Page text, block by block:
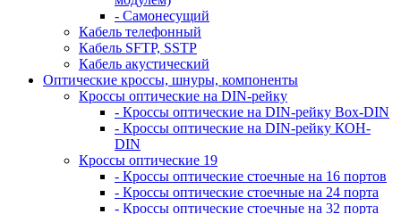
- Самонесущий
Кабель телефонный
Кабель SFTP, SSTP
Кабель акустический
Оптические кроссы, шнуры, компоненты
Кроссы оптические на DIN-рейку
- Кроссы оптические на DIN-рейку Box-DIN
- Кроссы оптические на DIN-рейку КОН-
DIN
Кроссы оптические 19
- Кроссы оптические стоечные на 16 портов
- Кроссы оптические стоечные на 24 порта
- Кроссы оптические стоечные на 32 порта